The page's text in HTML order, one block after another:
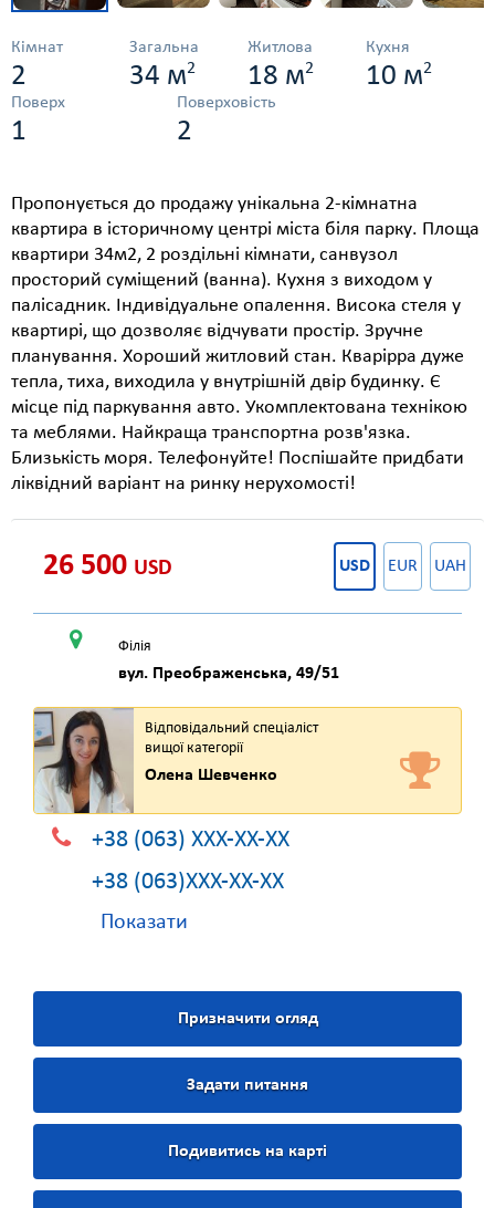
Кімнат
2
Загальна
34 м2
Житлова
18 м2
Кухня
10 м2
Поверх
1
Поверховість
2
Пропонується до продажу унікальна 2-кімнатна
квартира в історичному центрі міста біля парку. Площа
квартири 34м2, 2 роздільні кімнати, санвузол
просторий суміщений (ванна). Кухня з виходом у
палісадник. Індивідуальне опалення. Висока стеля у
квартирі, що дозволяє відчувати простір. Зручне
планування. Хороший житловий стан. Кварірра дуже
тепла, тиха, виходила у внутрішній двір будинку. Є
місце під паркування авто. Укомплектована технікою
та меблями. Найкраща транспортна розв'язка.
Близькість моря. Телефонуйте! Поспішайте придбати
ліквідний варіант на ринку нерухомості!
26 500 USD USD EUR UAH
Філія
вул. Преображенська, 49/51
Відповідальний спеціаліст
вищої категорії
Олена Шевченко
+38 (063) XXX-XX-XX
+38 (063)XXX-XX-XX
Показати
Призначити огляд
Задати питання
Подивитись на карті